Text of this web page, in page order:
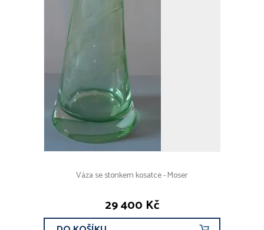
Váza se stonkem kosatce - Moser
29 400 Kč